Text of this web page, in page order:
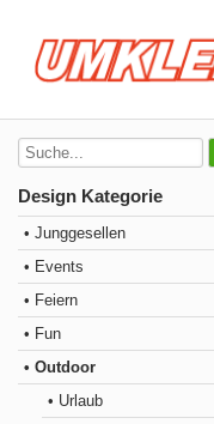
Design Kategorie
• Junggesellen
• Events
• Feiern
• Fun
• Outdoor
• Urlaub